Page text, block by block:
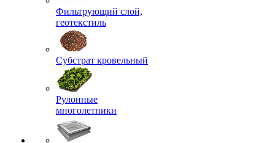
Фильтрующий слой,
геотекстиль
Субстрат кровельный
Рулонные
многолетники